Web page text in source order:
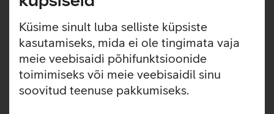
Küsime sinult luba selliste küpsiste
kasutamiseks, mida ei ole tingimata vaja
meie veebisaidi põhifunktsioonide
toimimiseks või meie veebisaidil sinu
soovitud teenuse pakkumiseks.
Google Pixel Watch 3 Active kellarihm on mugav ja püsib
kindlalt sinu randmel, tagades alati päevase aktiivsuse ja
tervise jälgimise. Kellarihm on valmistatud mugavast
fluoroelastomeersest materjalist, mis on vastupidav ning
aitab vältida higistamist.